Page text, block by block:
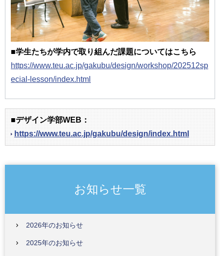
■学生たちが学内で取り組んだ課題についてはこちら
https://www.teu.ac.jp/gakubu/design/workshop/202512sp
ecial-lesson/index.html
■デザイン学部WEB：
https://www.teu.ac.jp/gakubu/design/index.html
お知らせ一覧
2026年のお知らせ
2025年のお知らせ